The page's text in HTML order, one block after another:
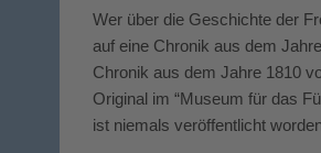
Wer über die Geschichte der
auf eine Chronik aus dem
Chronik aus dem Jahre 1810
Original im “Museum für das
ist niemals veröffentlicht